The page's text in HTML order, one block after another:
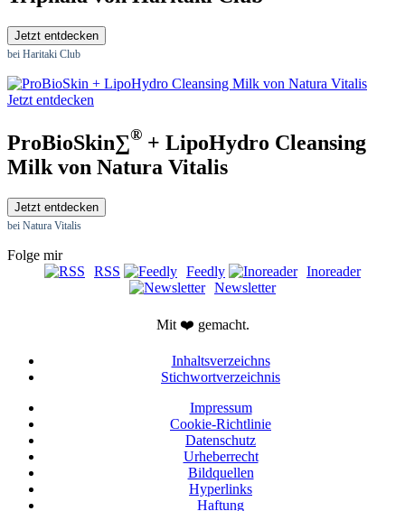
Jetzt entdecken
bei Haritaki Club
Jetzt entdecken
ProBioSkin∑® + LipoHydro Cleansing
Milk von Natura Vitalis
Jetzt entdecken
bei Natura Vitalis
Folge mir
RSS
Feedly
Inoreader
Newsletter
Mit ❤️ gemacht.
Inhaltsverzeichns
Stichwortverzeichnis
Impressum
Cookie-Richtlinie
Datenschutz
Urheberrecht
Bildquellen
Hyperlinks
Haftung